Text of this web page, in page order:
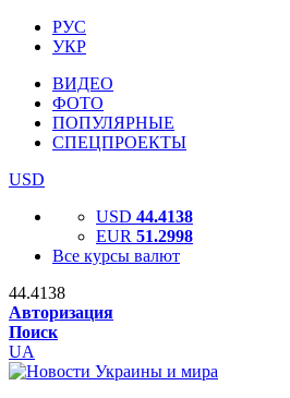
РУС
УКР
ВИДЕО
ФОТО
ПОПУЛЯРНЫЕ
СПЕЦПРОЕКТЫ
USD
USD 44.4138
EUR 51.2998
Все курсы валют
44.4138
Авторизация
Поиск
UA